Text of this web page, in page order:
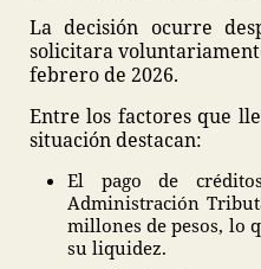
La decisión ocurre
solicitara
febrero de 2026.
Entre los factores que
situación destacan:
El pago de
Administración
millones de pesos, lo
su liquidez.